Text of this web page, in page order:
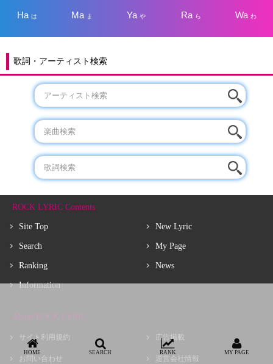
Haは Ma ま Yaや Ra ら Wa わ
歌詞・アーティスト検索
ROCK LYRIC Contents
Site Top
Search
Ranking
Information
New Lyric
My Page
News
About ROCK LYRIC
サイト利用規約
お問い合わせ
広告掲載
運営会社情報
HOME SEARCH RANK MY PAGE